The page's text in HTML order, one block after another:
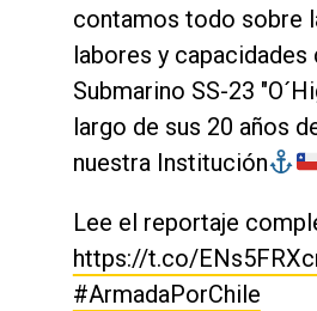
contamos todo sobre
labores y capacidades
Submarino SS-23
largo de sus 20 años
nuestra Institución
Lee el reportaje
https://t.co/
#ArmadaPorChile